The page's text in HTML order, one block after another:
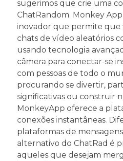
sugerimos que crie uma
ChatRandom. Monkey
inovador que permite que
chats de vídeo aleatórios
usando tecnologia
câmera para conectar-se
com pessoas de todo o
procurando se divertir,
significativas ou construir
MonkeyApp oferece a
conexões instantâneas.
plataformas de
alternativo do ChatRad é
aqueles que desejam